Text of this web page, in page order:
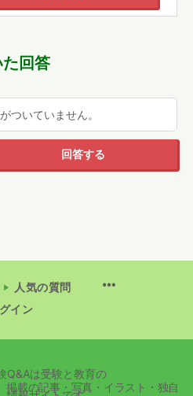
回答
ついていません。
回答する
人気の質問
イン
Q&Aは受験と教育の
掲載の記事・写真・イラスト・独自